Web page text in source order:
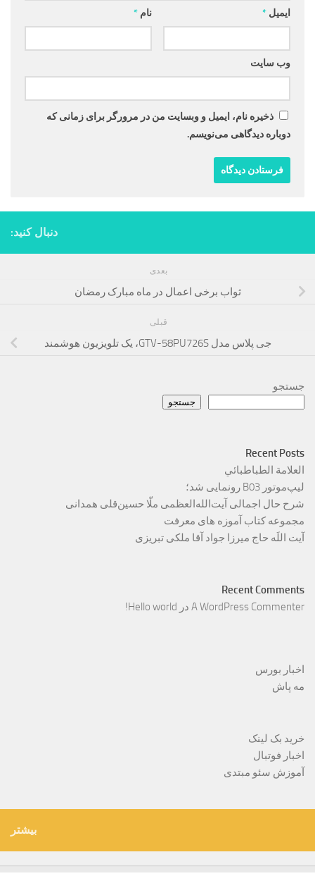
نام * ایمیل *
وب‌ سایت
ذخیره نام، ایمیل و وبسایت من در مرورگر برای زمانی که
دوباره دیدگاهی می‌نویسم.
دنبال کنید:
بعدی
ثواب برخی اعمال در ماه مبارک رمضان
قبلی
جی پلاس مدل GTV-58PU726S، یک تلویزیون هوشمند
جستجو
جستجو
Recent Posts
العلامة الطباطبائي
لیپ‌موتور B03 رونمایی شد؛
شرح حال اجمالی آیت‌الله‌العظمی ملّا حسین‌قلی همدانی
مجموعه کتاب آموزه های معرفت
آیت اللَه حاج میرزا جواد آقا ملکی تبریزی
Recent Comments
A WordPress Commenter در Hello world!
اخبار بورس
مه پاش
خرید بک لینک
اخبار فوتبال
آموزش سئو مبتدی
بیشتر